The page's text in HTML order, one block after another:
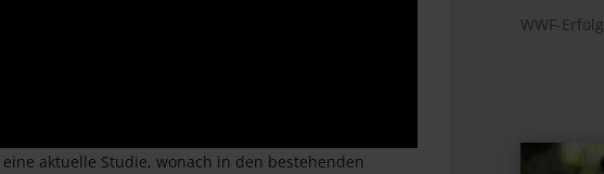
aktuelle Studie, wonach in den bestehenden
WWF-Erfolg